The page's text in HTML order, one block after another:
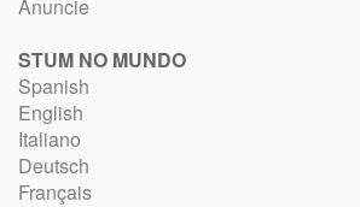
Anuncie
STUM NO MUNDO
Spanish
English
Italiano
Deutsch
Français